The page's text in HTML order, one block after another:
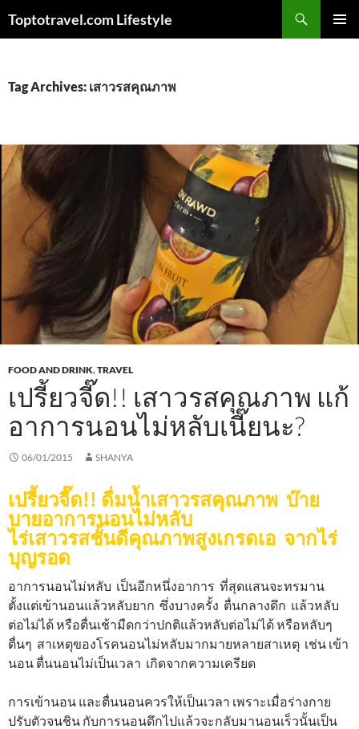
Toptotravel.com Lifestyle
Tag Archives: เสาวรสคุณภาพ
FOOD AND DRINK,TRAVEL
เปรี้ยวจี๊ด!! เสาวรสคุณภาพ แก้
อาการนอนไม่หลับเนี๊ยนะ?
06/01/2015 SHANYA
เปรี้ยวจี๊ด!! ดื่มน้ำเสาวรสคุณภาพ บ๊าย
บายอาการนอนไม่หลับ
ไร่เสาวรสชั้นดีคุณภาพสูงเกรดเอ จากไร่
บุญรอด
อาการนอนไม่หลับ เป็นอีกหนึ่งอาการ ที่สุดแสนจะทรมาน
ตั้งแต่เข้านอนแล้วหลับยาก ซึ่งบางครั้ง ตื่นกลางดึก แล้วหลับ
ต่อไม่ได้ หรือตื่นเช้ามืดกว่าปกติแล้วหลับต่อไม่ได้ หรือหลับๆ
ตื่นๆ สาเหตุของโรคนอนไม่หลับมากมายหลายสาเหตุ เช่น เข้า
นอน ตื่นนอนไม่เป็นเวลา เกิดจากความเครียด
การเข้านอน และตื่นนอนควรให้เป็นเวลา เพราะเมื่อร่างกาย
ปรับตัวจนชิน กับการนอนดึกไปแล้วจะกลับมานอนเร็วนั้นเป็น